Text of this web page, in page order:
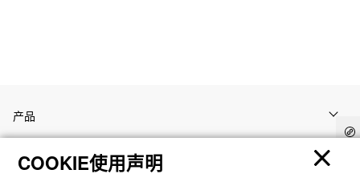
产品
客户支持
COOKIE使用声明